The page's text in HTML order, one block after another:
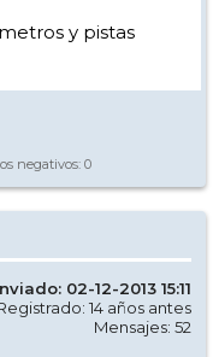
y pistas
negativos: 0
02-12-2013 15:11
14 años antes
Mensajes: 52